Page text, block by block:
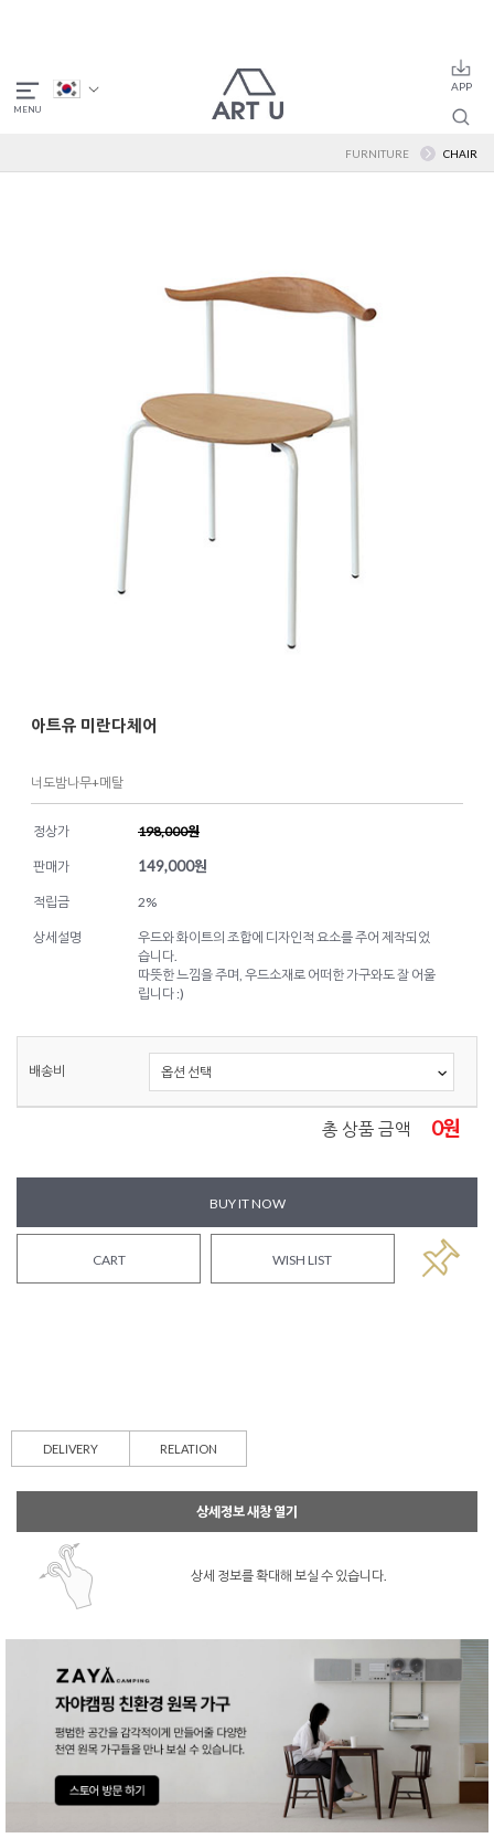
FURNITURE CHAIR
아트유 미란다체어
너도밤나무+메탈
정상가 198,000원
판매가 149,000원
적립금 2%
상세설명
우드와 화이트의 조합에 디자인적 요소를 주어 제작되었
습니다.
따뜻한 느낌을 주며, 우드소재로 어떠한 가구와도 잘 어울
립니다 :)
배송비
총 상품 금액 0원
BUY IT NOW
CART WISH LIST
DELIVERY RELATION
상세정보 새창 열기
상세 정보를 확대해 보실 수 있습니다.